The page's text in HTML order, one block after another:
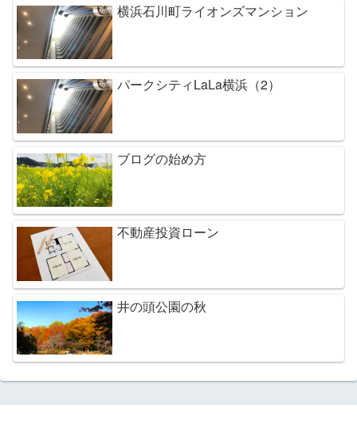
横浜石川町ライオンズマンション
パークシティLaLa横浜（2）
ブログの始め方
不動産投資ローン
井の頭公園の秋